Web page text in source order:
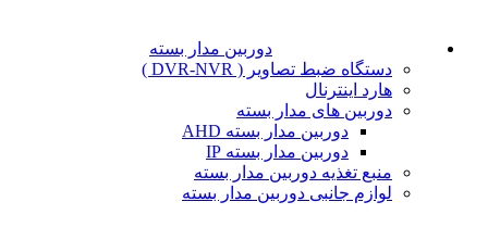
دوربین مدار بسته
دستگاه ضبط تصاویر ( DVR-NVR )
هارد اینترنال
دوربین های مدار بسته
دوربین مدار بسته AHD
دوربین مدار بسته IP
منبع تغذیه دوربین مدار بسته
لوازم جانبی دوربین مدار بسته